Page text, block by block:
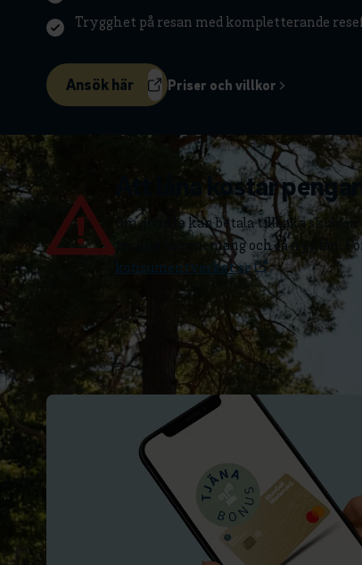
Trygghet på resan med kompletterande
Ansök här Priser och villkor
Att låna kostar
Om du inte kan betala tillbaka
teckna abonnemang och få nya lån.
konsumentverket.se